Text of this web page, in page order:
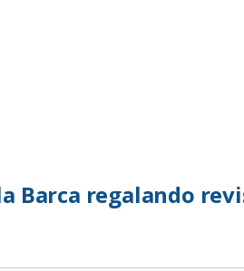
Barca regalando